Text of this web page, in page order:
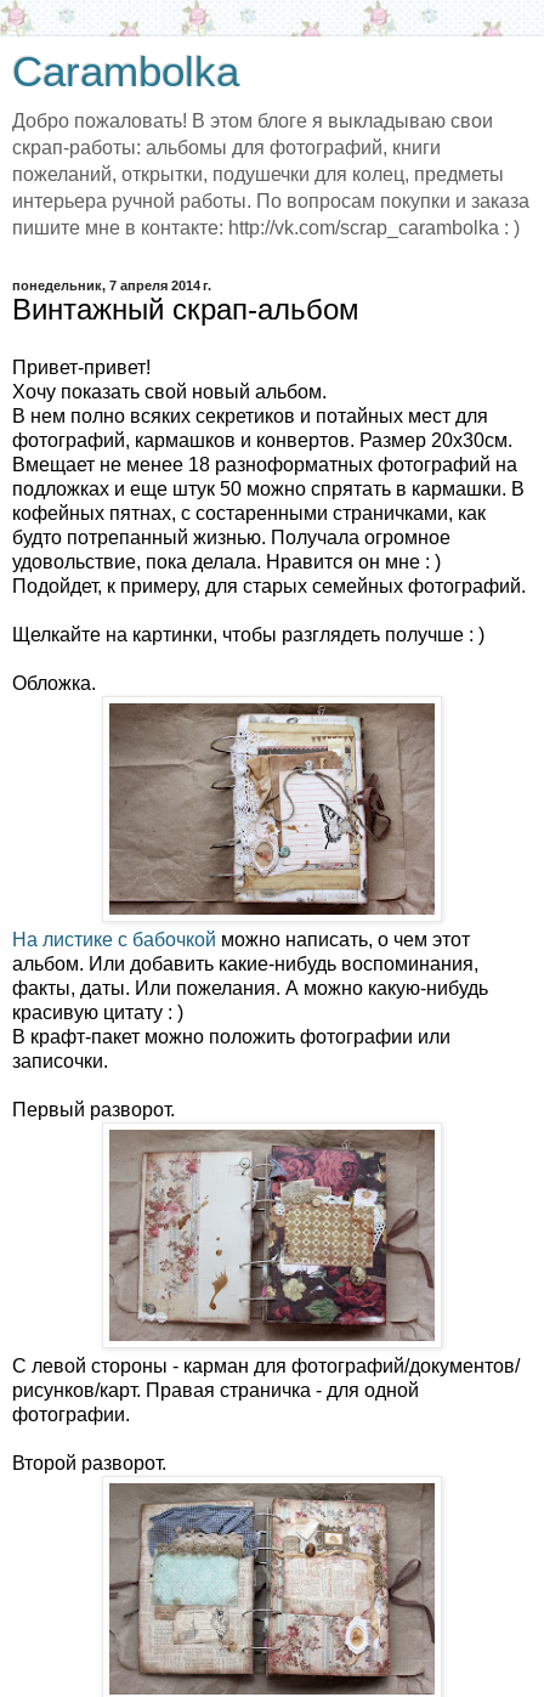
Carambolka
Добро пожаловать! В этом блоге я выкладываю свои
скрап-работы: альбомы для фотографий, книги
пожеланий, открытки, подушечки для колец, предметы
интерьера ручной работы. По вопросам покупки и заказа
пишите мне в контакте: http://vk.com/scrap_carambolka : )
понедельник, 7 апреля 2014 г.
Винтажный скрап-альбом
Привет-привет!
Хочу показать свой новый альбом.
В нем полно всяких секретиков и потайных мест для
фотографий, кармашков и конвертов. Размер 20х30см.
Вмещает не менее 18 разноформатных фотографий на
подложках и еще штук 50 можно спрятать в кармашки. В
кофейных пятнах, с состаренными страничками, как
будто потрепанный жизнью. Получала огромное
удовольствие, пока делала. Нравится он мне : )
Подойдет, к примеру, для старых семейных фотографий.
Щелкайте на картинки, чтобы разглядеть получше : )
Обложка.
На листике с бабочкой можно написать, о чем этот
альбом. Или добавить какие-нибудь воспоминания,
факты, даты. Или пожелания. А можно какую-нибудь
красивую цитату : )
В крафт-пакет можно положить фотографии или
записочки.
Первый разворот.
С левой стороны - карман для фотографий/документов/
рисунков/карт. Правая страничка - для одной
фотографии.
Второй разворот.